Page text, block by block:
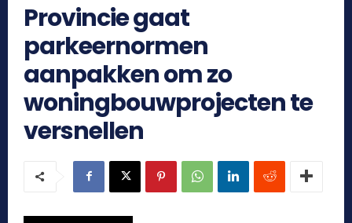
Provincie gaat
parkeernormen
aanpakken om zo
woningbouwprojecten te
versnellen